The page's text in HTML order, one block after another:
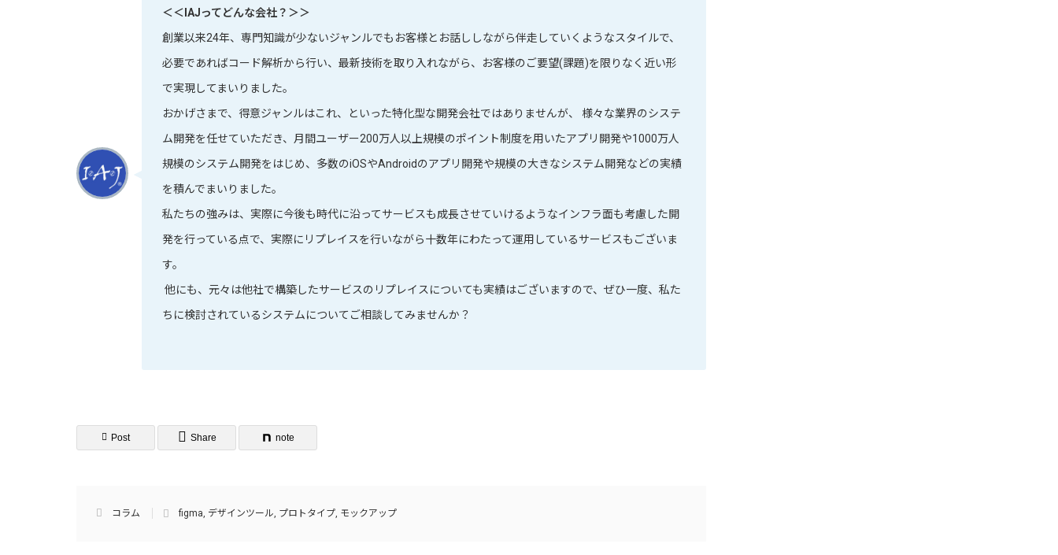
＜＜IAJってどんな会社？＞＞
創業以来24年、専門知識が少ないジャンルでもお客様とお話ししながら伴走していくようなスタイルで、
必要であればコード解析から行い、最新技術を取り入れながら、お客様のご要望(課題)を限りなく近い形
で実現してまいりました。
おかげさまで、得意ジャンルはこれ、といった特化型な開発会社ではありませんが、 様々な業界のシステ
ム開発を任せていただき、月間ユーザー200万人以上規模のポイント制度を用いたアプリ開発や1000万人
規模のシステム開発をはじめ、多数のiOSやAndroidのアプリ開発や規模の大きなシステム開発などの実績
を積んでまいりました。
私たちの強みは、実際に今後も時代に沿ってサービスも成長させていけるようなインフラ面も考慮した開
発を行っている点で、実際にリプレイスを行いながら十数年にわたって運用しているサービスもございま
す。
他にも、元々は他社で構築したサービスのリプレイスについても実績はございますので、ぜひ一度、私た
ちに検討されているシステムについてご相談してみませんか？
Post Share note
コラム figma, デザインツール, プロトタイプ, モックアップ